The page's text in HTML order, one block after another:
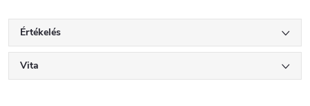
Értékelés
Vita